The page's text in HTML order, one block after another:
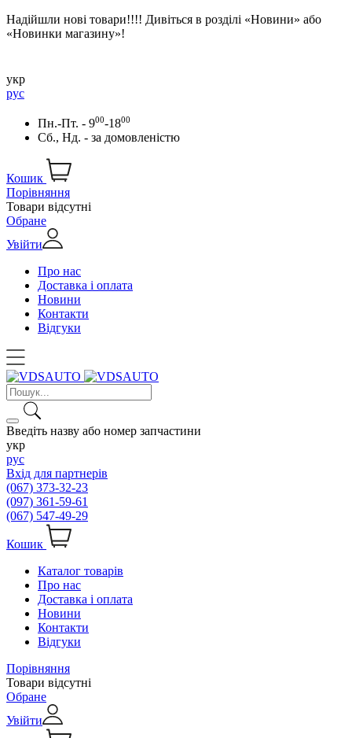
Надійшли нові товари!!!! Дивіться в розділі «Новини» або
«Новинки магазину»!
укр
рус
Пн.-Пт. - 900-1800
Сб., Нд. - за домовленістю
Кошик
Порівняння
Товари відсутні
Обране
Увійти
Про нас
Доставка і оплата
Новини
Контакти
Відгуки
Введіть назву або номер запчастини
укр
рус
Вхід для партнерів
(067) 373-32-23
(097) 361-59-61
(067) 547-49-29
Кошик
Каталог товарів
Про нас
Доставка і оплата
Новини
Контакти
Відгуки
Порівняння
Товари відсутні
Обране
Увійти